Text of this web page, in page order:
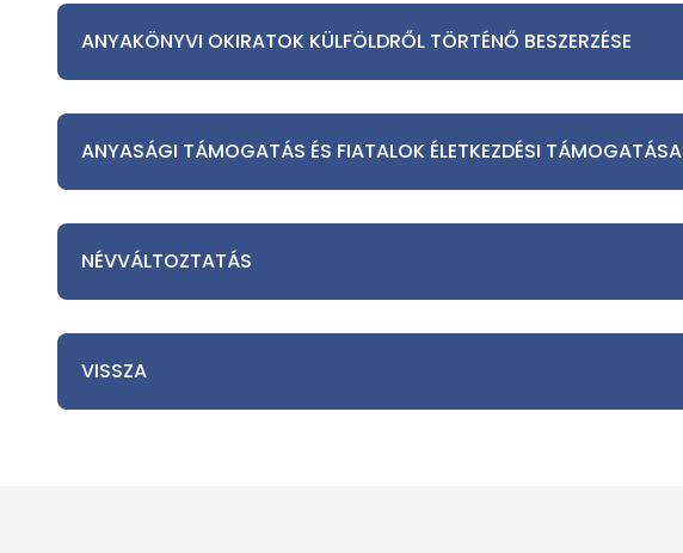
ANYAKÖNYVI OKIRATOK KÜLFÖLDRŐL TÖRTÉNŐ BESZERZÉSE
ANYASÁGI TÁMOGATÁS ÉS FIATALOK ÉLETKEZDÉSI TÁMOGATÁSA
NÉVVÁLTOZTATÁS
VISSZA